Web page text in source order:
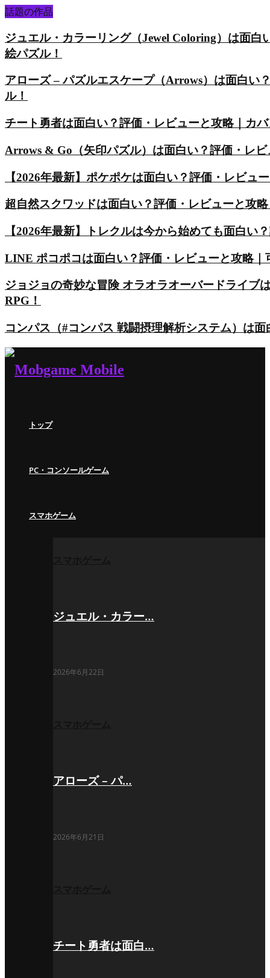
話題の作品
ジュエル・カラーリング（Jewel Coloring）は面
絵パズル！
アローズ – パズルエスケープ（Arrows）は面白い
ル！
チート勇者は面白い？評価・レビューと攻略｜カ
Arrows & Go（矢印パズル）は面白い？評価・レ
【2026年最新】ポケポケは面白い？評価・レビ
超自然スクワッドは面白い？評価・レビューと攻
【2026年最新】トレクルは今から始めても面白
LINE ポコポコは面白い？評価・レビューと攻略
ジョジョの奇妙な冒険 オラオラオーバードライブ
RPG！
コンパス（#コンパス 戦闘摂理解析システム）は
トップ
PC・コンソールゲーム
スマホゲーム
ジュエル・カラー…
2026年6月22日
アローズ – パ…
2026年6月21日
チート勇者は面白…